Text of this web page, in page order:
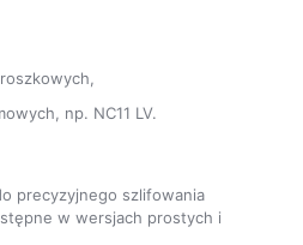
np. NC11 LV.
precyzyjnego szlifowania
w wersjach prostych i